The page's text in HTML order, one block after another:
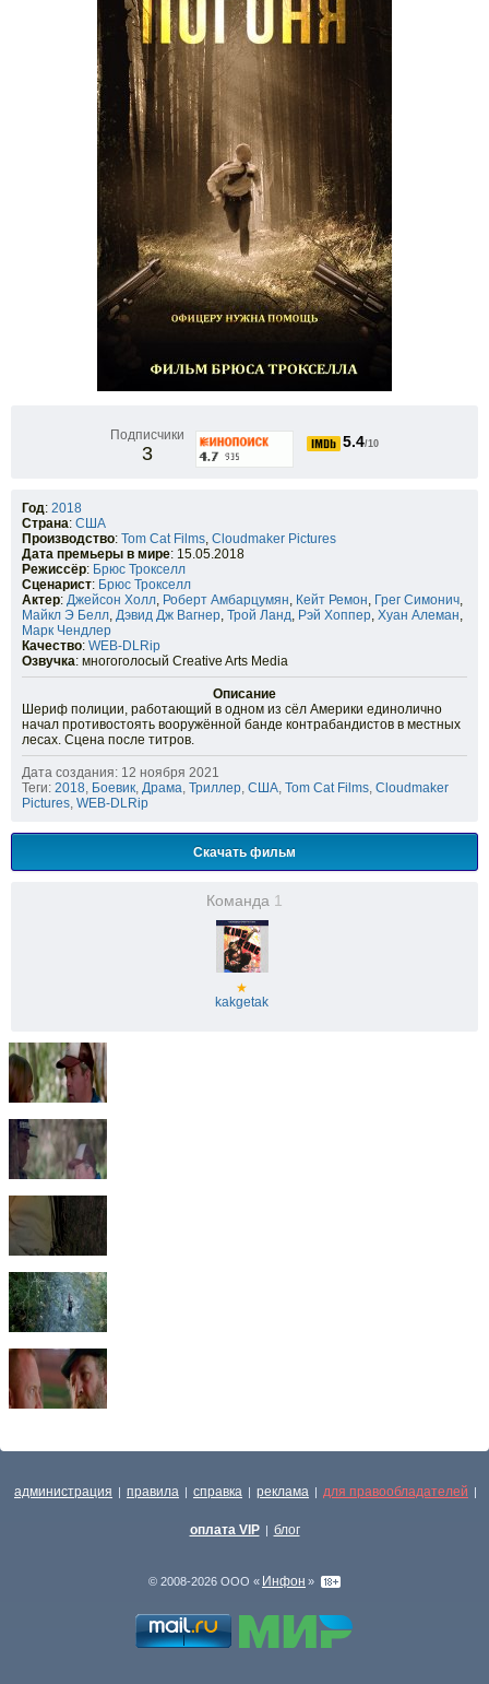
Подписчики
3
5.4/10
Год: 2018
Страна: США
Производство: Tom Cat Films, Cloudmaker Pictures
Дата премьеры в мире: 15.05.2018
Режиссёр: Брюс Трокселл
Сценарист: Брюс Трокселл
Актер: Джейсон Холл, Роберт Амбарцумян, Кейт Ремон, Грег Симонич,
Майкл Э Белл, Дэвид Дж Вагнер, Трой Ланд, Рэй Хоппер, Хуан Алеман,
Марк Чендлер
Качество: WEB-DLRip
Озвучка: многоголосый Creative Arts Media
Описание
Шериф полиции, работающий в одном из сёл Америки единолично
начал противостоять вооружённой банде контрабандистов в местных
лесах. Сцена после титров.
Дата создания: 12 ноября 2021
Теги: 2018, Боевик, Драма, Триллер, США, Tom Cat Films, Cloudmaker
Pictures, WEB-DLRip
Скачать фильм
Команда 1
★
kakgetak
администрация | правила | справка | реклама | для правообладателей |
оплата VIP | блог
© 2008-2026 ООО « Инфон »